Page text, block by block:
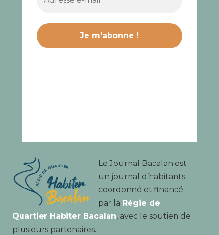
Le Journal Bacalan est
un journal d’habitants
coordonné et financé
par la Régie de
Quartier Habiter Bacalan, avec le soutien de
plusieurs partenaires.